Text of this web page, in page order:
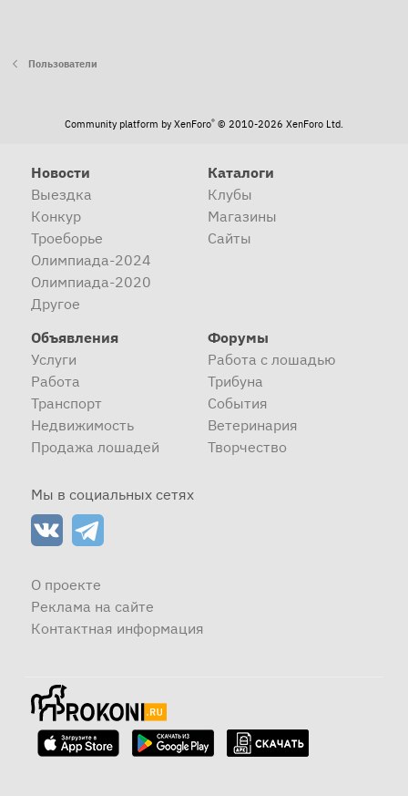
Пользователи
Community platform by XenForo® © 2010-2026 XenForo Ltd.
Новости
Выездка
Конкур
Троеборье
Олимпиада-2024
Олимпиада-2020
Другое
Каталоги
Клубы
Магазины
Сайты
Объявления
Услуги
Работа
Транспорт
Недвижимость
Продажа лошадей
Форумы
Работа с лошадью
Трибуна
События
Ветеринария
Творчество
Мы в социальных сетях
О проекте
Реклама на сайте
Контактная информация